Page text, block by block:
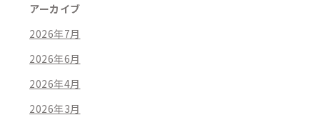
アーカイブ
2026年7月
2026年6月
2026年4月
2026年3月